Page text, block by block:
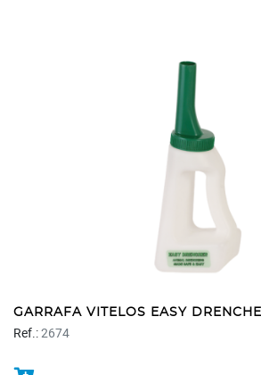
GARRAFA VITELOS EASY
Ref.:2674